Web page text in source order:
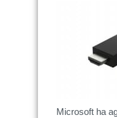
Microsoft ha